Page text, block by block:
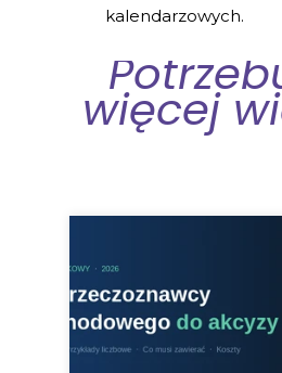
kalendarzowych.
więcej